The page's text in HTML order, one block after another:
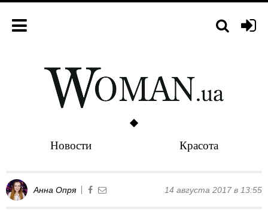
Новости Красота
Анна Опря 14 августа 2017 в 13:55